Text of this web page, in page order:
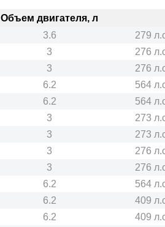
Объем двигателя, л
3.6
279
3
276
3
276
6.2
564
6.2
564
3
273
3
273
3
276
3
276
6.2
564
6.2
409
6.2
409